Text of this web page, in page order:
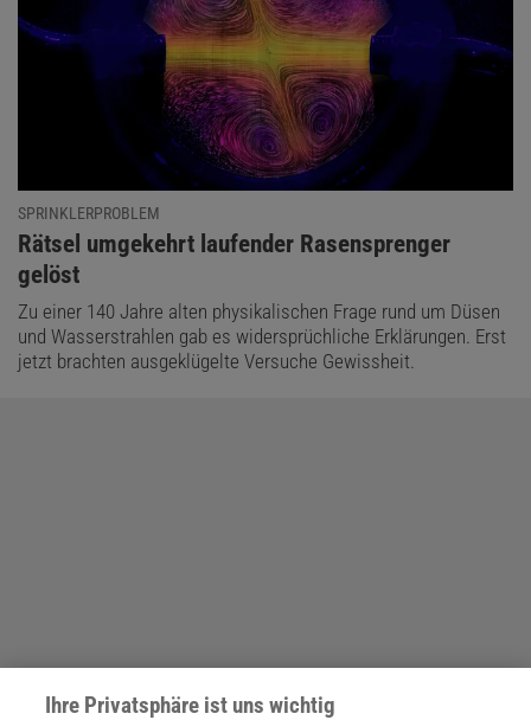
SPRINKLERPROBLEM
:
Rätsel umgekehrt laufender Rasensprenger
gelöst
Zu einer 140 Jahre alten physikalischen Frage rund um Düsen
und Wasserstrahlen gab es widersprüchliche Erklärungen. Erst
jetzt brachten ausgeklügelte Versuche Gewissheit.
Ihre Privatsphäre ist uns wichtig